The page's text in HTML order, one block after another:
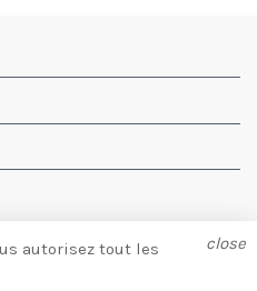
close
autorisez tout les